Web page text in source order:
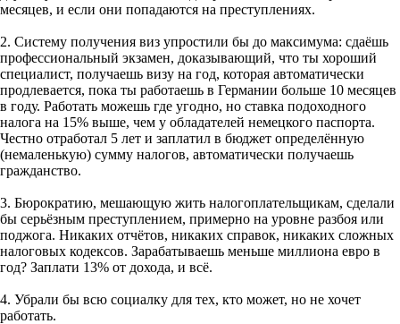
месяцев, и если они попадаются на преступлениях.
2. Систему получения виз упростили бы до максимума: сдаёшь
профессиональный экзамен, доказывающий, что ты хороший
специалист, получаешь визу на год, которая автоматически
продлевается, пока ты работаешь в Германии больше 10 месяцев
в году. Работать можешь где угодно, но ставка подоходного
налога на 15% выше, чем у обладателей немецкого паспорта.
Честно отработал 5 лет и заплатил в бюджет определённую
(немаленькую) сумму налогов, автоматически получаешь
гражданство.
3. Бюрократию, мешающую жить налогоплательщикам, сделали
бы серьёзным преступлением, примерно на уровне разбоя или
поджога. Никаких отчётов, никаких справок, никаких сложных
налоговых кодексов. Зарабатываешь меньше миллиона евро в
год? Заплати 13% от дохода, и всё.
4. Убрали бы всю социалку для тех, кто может, но не хочет
работать.